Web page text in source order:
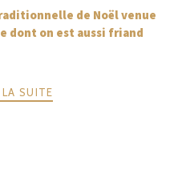
de Noël venue
dont on est aussi friand
LA SUITE